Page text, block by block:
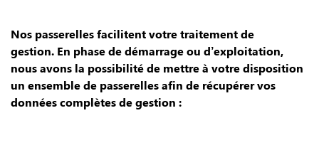
Nos passerelles facilitent votre traitement de
gestion. En phase de démarrage ou d’exploitation,
nous avons la possibilité de mettre à votre disposition
un ensemble de passerelles afin de récupérer vos
données complètes de gestion :